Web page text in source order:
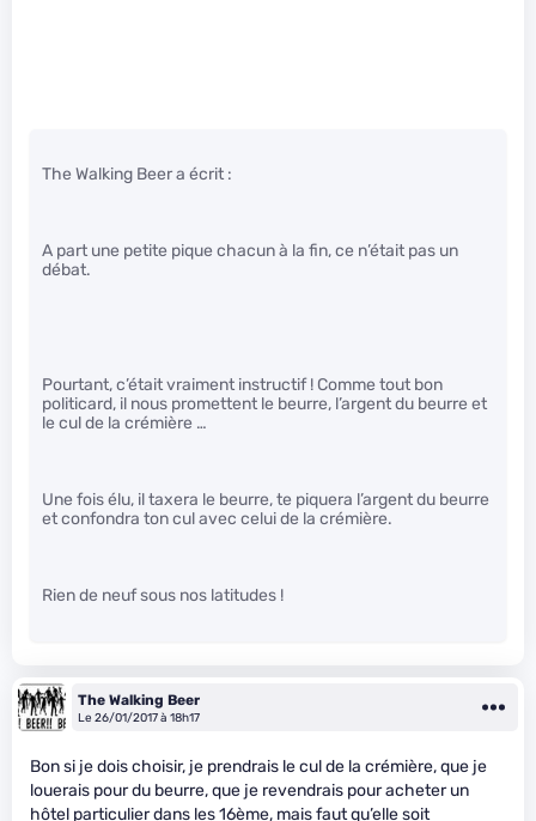
The Walking Beer a écrit :
A part une petite pique chacun à la fin, ce n’était pas un
débat.
Pourtant, c’était vraiment instructif ! Comme tout bon
politicard, il nous promettent le beurre, l’argent du beurre et
le cul de la crémière …
Une fois élu, il taxera le beurre, te piquera l’argent du beurre
et confondra ton cul avec celui de la crémière.
Rien de neuf sous nos latitudes !
The Walking Beer
Le 26/01/2017 à 18h17
Bon si je dois choisir, je prendrais le cul de la crémière, que je
louerais pour du beurre, que je revendrais pour acheter un
hôtel particulier dans les 16ème, mais faut qu’elle soit